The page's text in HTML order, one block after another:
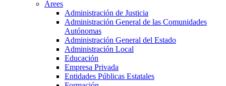
Àrees
Administración de Justicia
Administración General de las Comunidades
Autónomas
Administración General del Estado
Administración Local
Educación
Empresa Privada
Entidades Públicas Estatales